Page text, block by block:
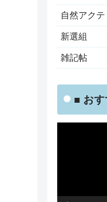
自然アクテ
新選組
雑記帖
■ お